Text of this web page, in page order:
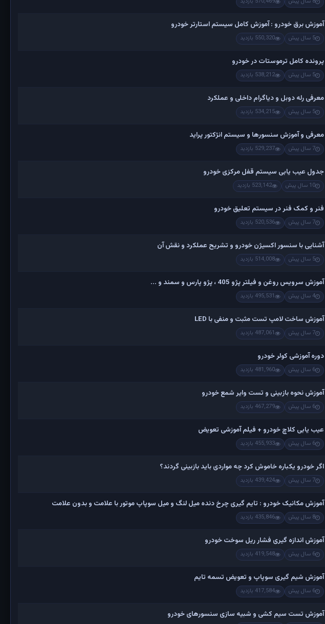
آموزش برق خودرو : آموزش کامل سیستم استارتر خودرو
5 سال پیش 550,320 بازدید
پرونده کامل ترموستات در خودرو
5 سال پیش 538,212 بازدید
معرفی رله دوبل و دیاگرام داخلی و عملکرد
5 سال پیش 534,215 بازدید
معرفی و آموزش سنسورها و سیستم انژکتور پراید
7 سال پیش 529,237 بازدید
جدول عیب یابی سیستم قفل مرکزی خودرو
10 سال پیش 523,142 بازدید
فنر و کمک فنر در سیستم تعلیق خودرو
7 سال پیش 520,536 بازدید
آشنایی با سنسور اکسیژن خودرو و تشریح عملکرد و نقش آن
5 سال پیش 514,008 بازدید
آموزش سرویس روغن و فیلتر پژو 405 ، پژو پارس و سمند و ...
4 سال پیش 495,531 بازدید
آموزش ساخت لامپ تست مثبت و منفی با LED
7 سال پیش 487,061 بازدید
دوره آموزشی کولر خودرو
6 سال پیش 481,960 بازدید
آموزش نحوه بازبینی و تست وایر شمع خودرو
6 سال پیش 467,279 بازدید
عیب یابی کلاچ خودرو + فیلم آموزشی تعویض
6 سال پیش 455,933 بازدید
اگر خودرو یکباره خاموش کرد چه مواردی باید بازبینی گردند؟
7 سال پیش 439,424 بازدید
آموزش مکانیک خودرو : تایم گیری چرخ دنده میل لنگ و میل سوپاپ موتور با علامت و بدون علامت
8 سال پیش 435,846 بازدید
آموزش اندازه گیری فشار ریل سوخت خودرو
6 سال پیش 419,548 بازدید
آموزش شیم گیری سوپاپ و تعویض تسمه تایم
6 سال پیش 417,584 بازدید
آموزش تست سیم کشی و شبیه سازی سنسورهای خودرو